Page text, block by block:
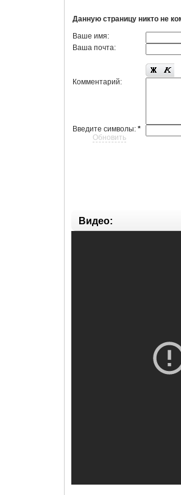
Данную страницу никто не
Ваше имя:
Ваша почта:
Комментарий:
Введите символы:*
Обновить
Видео: